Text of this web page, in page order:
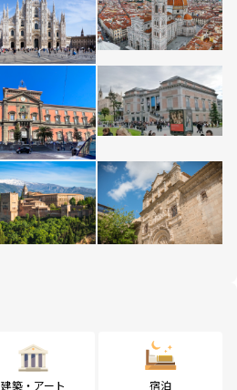
建築・アート 宿泊